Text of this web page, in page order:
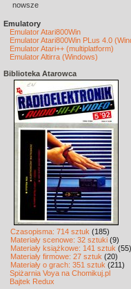
nowsze
Emulatory
Emulator Atari800Win
Emulator Atari800Win PLus 4.0
Emulator Atari++ (multiplatform)
Emulator Altirra (Windows)
Biblioteka Atarowca
Czasopisma: 714 sztuk (185)
Materiały scenowe: 32 sztuki (9)
Materiały książkowe: 141 sztuk (55)
Materiały firmowe: 27 sztuk (20)
Materiały o grach: 351 sztuk (211)
Spiżarnia Voya na Chomikuj.pl
Bajtek Redux